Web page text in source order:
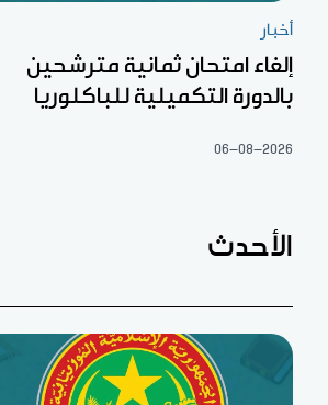
أخبار
إلغاء امتحان ثمانية مترشحين
بالدورة التكميلية للباكلوريا
06-08-2026
الأحدث